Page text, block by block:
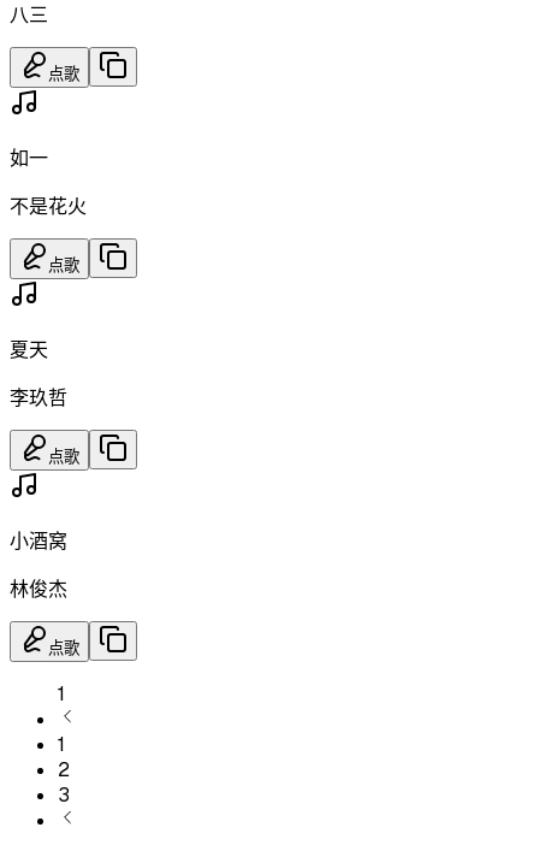
八三
点歌
如一
不是花火
点歌
夏天
李玖哲
点歌
小酒窝
林俊杰
点歌
1
1
2
3